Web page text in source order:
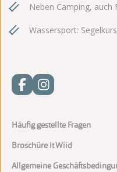
Neben Camping, auch
Wassersport:
Häufig gestellte Fragen
Broschüre It Wiid
Allgemeine